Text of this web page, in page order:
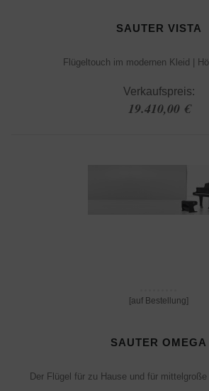
SAUTER VISTA
Flügeltouch im modernen Kleid |
Verkaufspreis:
19.410,00 €
[auf Bestellung]
SAUTER OMEGA
Der Flügel für zu Hause und für mittelgroße